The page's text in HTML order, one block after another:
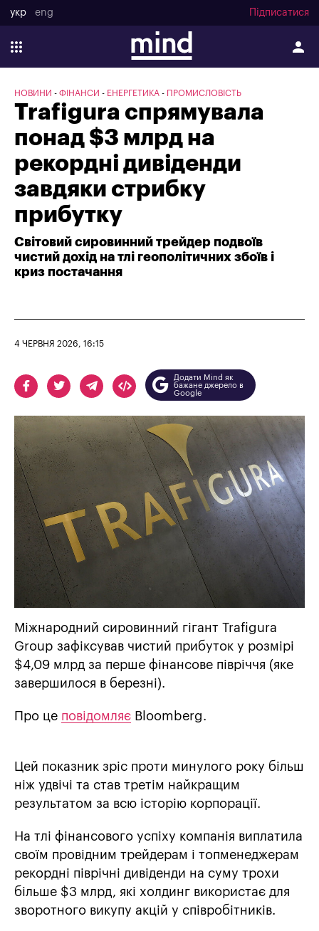
укр eng Підписатися
НОВИНИ ФІНАНСИ ЕНЕРГЕТИКА ПРОМИСЛОВІСТЬ
Trafigura спрямувала
понад $3 млрд на
рекордні дивіденди
завдяки стрибку
прибутку
Світовий сировинний трейдер подвоїв
чистий дохід на тлі геополітичних збоїв і
криз постачання
4 ЧЕРВНЯ 2026, 16:15
Додати Mind як
бажане джерело в
Google
Міжнародний сировинний гігант Trafigura
Group зафіксував чистий прибуток у розмірі
$4,09 млрд за перше фінансове півріччя (яке
завершилося в березні).
Про це повідомляє Bloomberg.
Цей показник зріс проти минулого року більш
ніж удвічі та став третім найкращим
результатом за всю історію корпорації.
На тлі фінансового успіху компанія виплатила
своїм провідним трейдерам і топменеджерам
рекордні піврічні дивіденди на суму трохи
більше $3 млрд, які холдинг використає для
зворотного викупу акцій у співробітників.